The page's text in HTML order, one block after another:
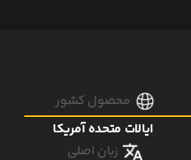
محصول کشور
ایالات متحده آمریکا
زبان اصلی